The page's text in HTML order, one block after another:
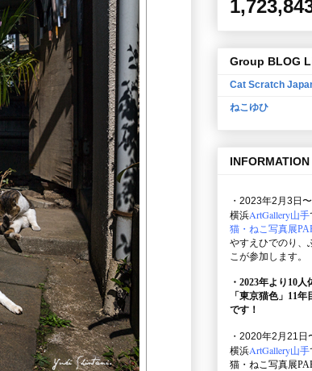
Group BLOG
Cat Scratch
ねこゆひ
INFORMATION
・2023年2月3日
横浜ArtGallery山手
猫・ねこ写真展
やすえひでのり、
こが参加します。
・2023年より10
「東京猫色」 11年
です！
・2020年2月21日
横浜ArtGallery山手
猫・ねこ写真展